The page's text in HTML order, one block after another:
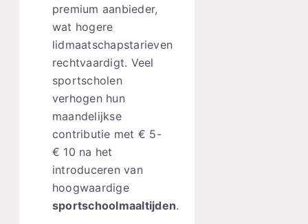
premium aanbieder,
wat hogere
lidmaatschapstarieven
rechtvaardigt. Veel
sportscholen
verhogen hun
maandelijkse
contributie met € 5-
€ 10 na het
introduceren van
hoogwaardige
sportschoolmaaltijden.